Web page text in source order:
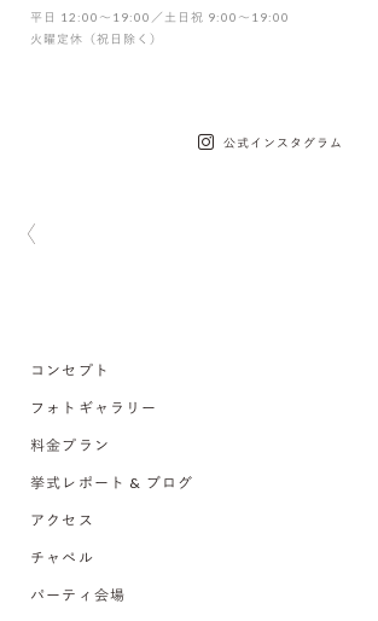
平日 12:00〜19:00／土日祝 9:00〜19:00
火曜定休（祝日除く）
公式インスタグラム
コンセプト
フォトギャラリー
料金プラン
挙式レポート & ブログ
アクセス
チャペル
パーティ会場